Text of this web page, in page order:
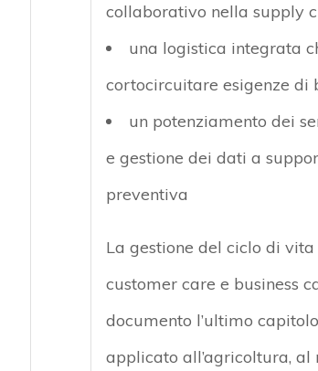
collaborativo nella supply
una logistica integrata
cortocircuitare esigenze di
un potenziamento dei
e gestione dei dati a
preventiva
La gestione del ciclo di
customer care e business
documento l’ultimo
applicato all’agricoltura,